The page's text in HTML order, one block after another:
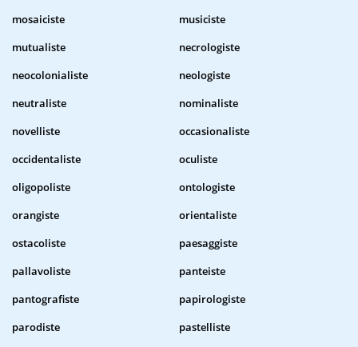
mosaiciste
musiciste
mutualiste
necrologiste
neocolonialiste
neologiste
neutraliste
nominaliste
novelliste
occasionaliste
occidentaliste
oculiste
oligopoliste
ontologiste
orangiste
orientaliste
ostacoliste
paesaggiste
pallavoliste
panteiste
pantografiste
papirologiste
parodiste
pastelliste